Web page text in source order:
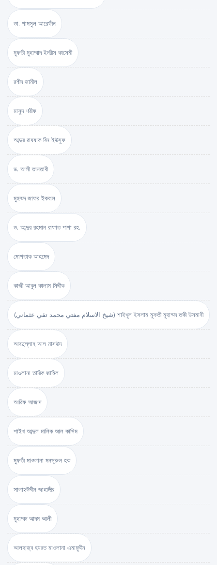
ডা. শামসুল আরেফীন
মুফতী মুহাম্মাদ ইদরীস কাসেমী
রশীদ জামীল
মাসুদ শরীফ
আব্দুর রাযযাক বিন ইউসুফ
ড. আলী তানতাবী
মুহম্মদ জাফর ইকবাল
ড. আব্দুর রহমান রাফাত পাশা রহ.
মোশতাক আহমেদ
কাজী আবুল কালাম সিদ্দীক
(شيخ الاسلام مفتي محمد تقي عثماني) শাইখুল ইসলাম মুফতী মুহাম্মদ তকী উসমানী
আবদুল্লাহ আল মাসউদ
মাওলানা তারিক জামিল
আরিফ আজাদ
শাইখ আব্দুল মালিক আল কাসিম
মুফতী মাওলানা মনসূরুল হক
সালাহউদ্দীন জাহাঙ্গীর
মুহাম্মদ আদম আলী
আলহাজ্ব হযরত মাওলানা এমামুদ্দীন